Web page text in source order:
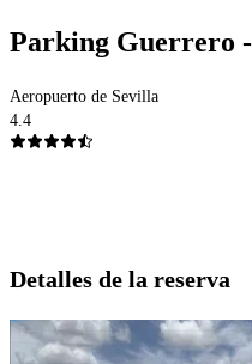
Parking Guerrero
Aeropuerto de Sevilla
4.4
Detalles de la reserva